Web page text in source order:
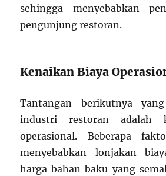
sehingga menyebabkan
pengunjung restoran.
Kenaikan Biaya
Tantangan berikutnya
industri restoran adalah
operasional. Beberapa
menyebabkan lonjakan
harga bahan baku yang